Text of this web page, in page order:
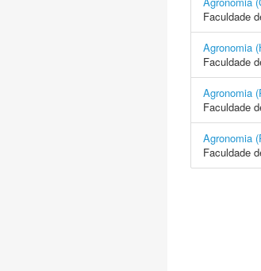
Faculdade
Agronomia
Faculdade
Agronomia
Faculdade
Agronomia
Faculdade